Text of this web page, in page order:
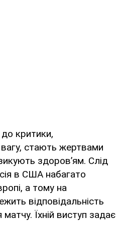
критики,
стають жертвами
здоровʼям. Слід
в США набагато
а тому на
відповідальність
Їхній виступ задає